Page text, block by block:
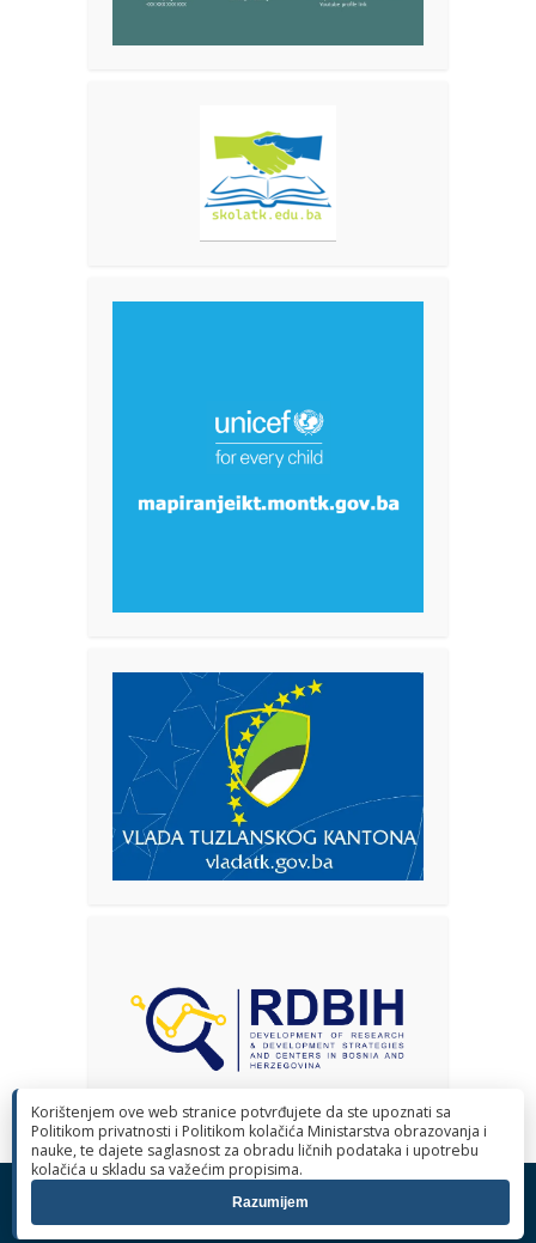
© 2026 Ministarstvo obrazovanja i nauke Tuzlanskog kantona. Sva
prava pridržana.
Korištenjem ove web stranice potvrđujete da ste upoznati sa
Politikom privatnosti i Politikom kolačića Ministarstva obrazovanja i
nauke, te dajete saglasnost za obradu ličnih podataka i upotrebu
kolačića u skladu sa važećim propisima.
Razumijem